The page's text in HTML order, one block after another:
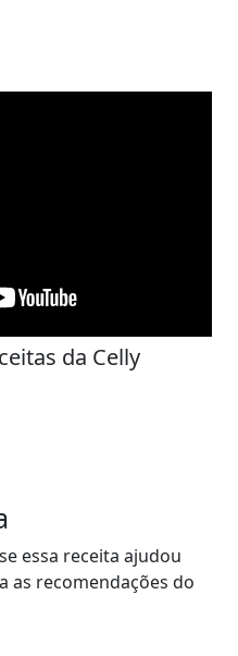
da Celly
essa receita ajudou
as recomendações do